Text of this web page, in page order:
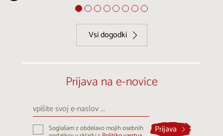
Vsi dogodki
Prijava na e-novice
vpišite
svoj
e-
naslovSoglašam z obdelavo mojih osebnih Prijava